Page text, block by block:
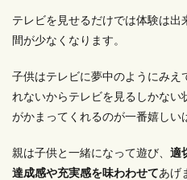
テレビを見せるだけでは体験は
間が少なくなります。
子供はテレビに夢中のようにみえ
れないからテレビを見るしかない
がかまってくれるのが一番嬉しい
親は子供と一緒になって遊び、 適
達成感や充実感を味わわせてあげ